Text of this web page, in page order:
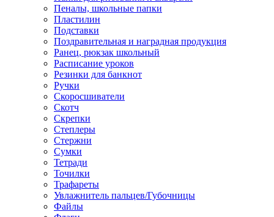
Пеналы, школьные папки
Пластилин
Подставки
Поздравительная и наградная продукция
Ранец, рюкзак школьный
Расписание уроков
Резинки для банкнот
Ручки
Скоросшиватели
Скотч
Скрепки
Степлеры
Стержни
Сумки
Тетради
Точилки
Трафареты
Увлажнитель пальцев/Губочницы
Файлы